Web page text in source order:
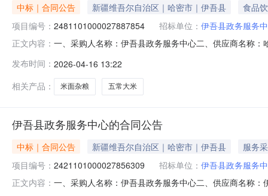
中标｜合同公告 新疆维吾尔自治区｜哈密市｜伊吾县
食品
项目编号： 2481101000027887854 招标单位： 伊吾县政务服务
正文内容： 一、采购人名称：伊吾县政务服务中心二、供应商名称
小麦粉袋6.00855102五常大米5kg米类五常大米5kg袋
发布时间： 2026-04-16 13:22
相关产品：
米面杂粮 五常大米
伊吾县政务服务中心的合同公告
中标｜合同公告 新疆维吾尔自治区｜哈密市｜伊吾县
服务
项目编号： 2421101000027856309 招标单位： 伊吾县政务服务
正文内容： 一、采购人名称：伊吾县政务服务中心二、供应商名称